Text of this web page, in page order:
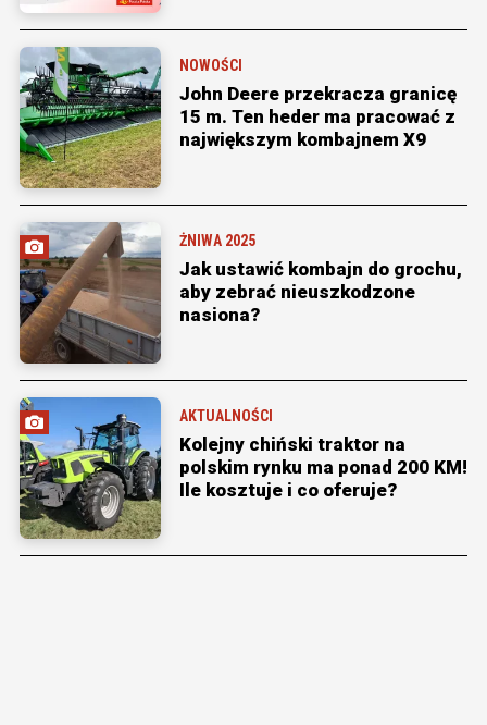
NOWOŚCI
John Deere przekracza granicę
15 m. Ten heder ma pracować z
największym kombajnem X9
ŻNIWA 2025
Jak ustawić kombajn do grochu,
aby zebrać nieuszkodzone
nasiona?
AKTUALNOŚCI
Kolejny chiński traktor na
polskim rynku ma ponad 200 KM!
Ile kosztuje i co oferuje?